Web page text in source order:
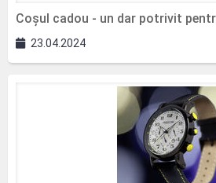
Coșul cadou - un dar potrivit
23.04.2024